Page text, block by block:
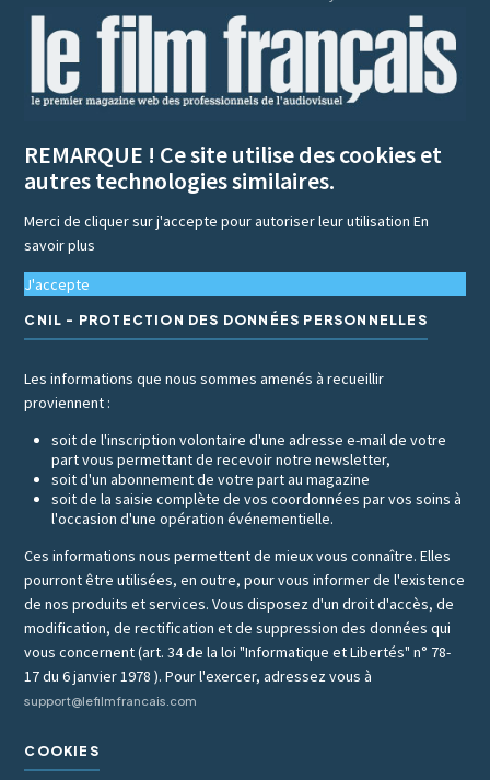
REMARQUE ! Ce site utilise des cookies et
autres technologies similaires.
Merci de cliquer sur j'accepte pour autoriser leur utilisationEn
savoir plus
J'accepte
CNIL - PROTECTION DES DONNÉES PERSONNELLES
Les informations que nous sommes amenés à recueillir
proviennent :
soit de l'inscription volontaire d'une adresse e-mail de votre
part vous permettant de recevoir notre newsletter,
soit d'un abonnement de votre part au magazine
soit de la saisie complète de vos coordonnées par vos soins à
l'occasion d'une opération événementielle.
Ces informations nous permettent de mieux vous connaître. Elles
pourront être utilisées, en outre, pour vous informer de l'existence
de nos produits et services. Vous disposez d'un droit d'accès, de
modification, de rectification et de suppression des données qui
vous concernent (art. 34 de la loi "Informatique et Libertés" n° 78-
17 du 6 janvier 1978 ). Pour l'exercer, adressez vous à
support@lefilmfrancais.com
COOKIES